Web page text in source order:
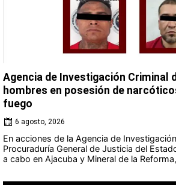
Agencia de Investigación Criminal
hombres en posesión de
fuego
6 agosto, 2026
En acciones de la Agencia de
Procuraduría General de Justicia del
a cabo en Ajacuba y Mineral de la